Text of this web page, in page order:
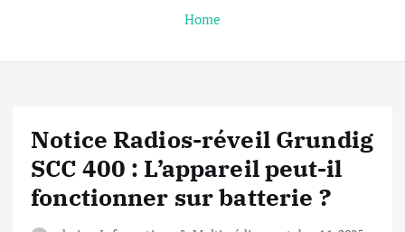
Home
Notice Radios-réveil Grundig
SCC 400 : L’appareil peut-il
fonctionner sur batterie ?